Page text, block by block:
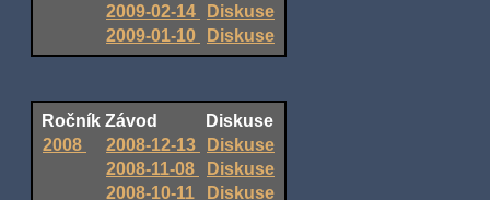
2009-02-14
Diskuse
2009-01-10
Diskuse
Ročník Závod
Diskuse
2008
2008-12-13
Diskuse
2008-11-08
Diskuse
2008-10-11
Diskuse